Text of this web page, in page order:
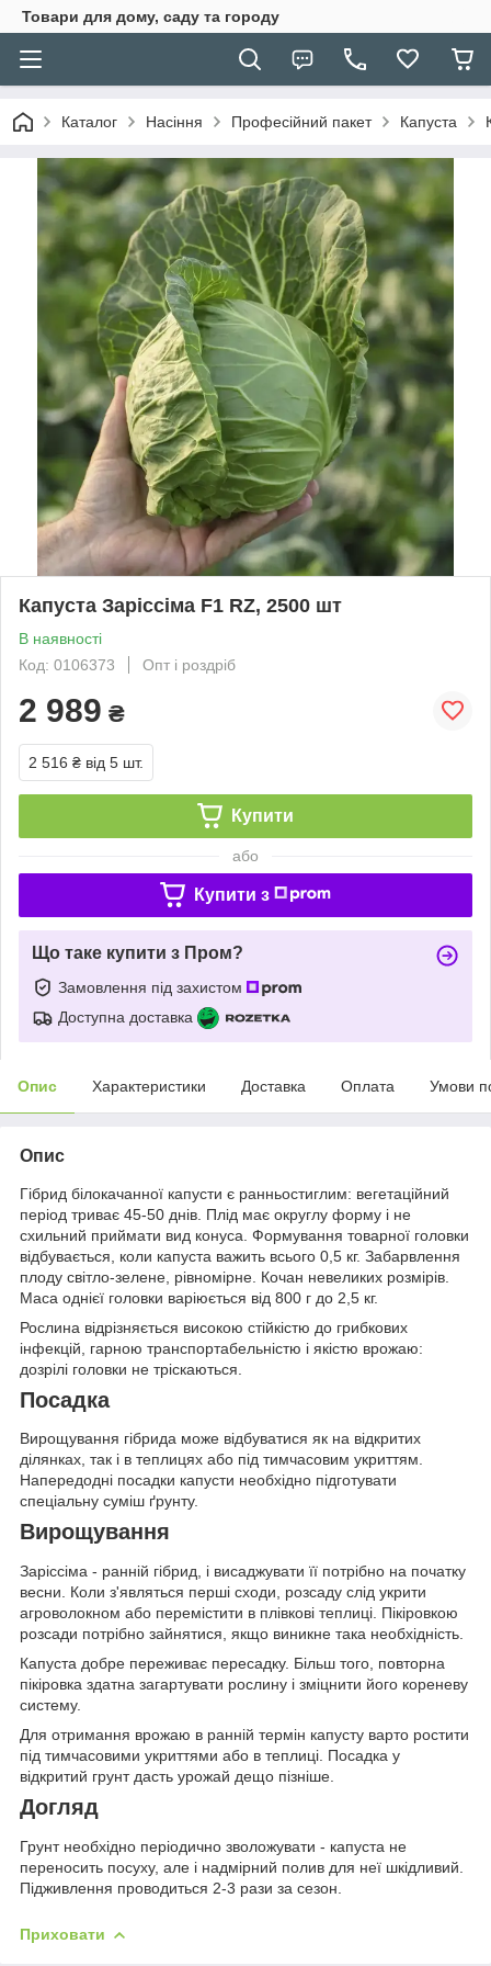
Товари для дому, саду та городу
Каталог Насіння Професійний пакет Капуста
Капуста Заріссіма F1 RZ, 2500 шт
В наявності
Код: 0106373
Опт і роздріб
2 989 ₴
2 516 ₴ від 5 шт.
Купити
або
Купити з
Що таке купити з Пром?
Замовлення під захистом
Доступна доставка
Опис Характеристики Доставка Оплата Умови
Опис
Гібрид білокачанної капусти є ранньостиглим: вегетаційний
період триває 45-50 днів. Плід має округлу форму і не
схильний приймати вид конуса. Формування товарної головки
відбувається, коли капуста важить всього 0,5 кг. Забарвлення
плоду світло-зелене, рівномірне. Кочан невеликих розмірів.
Маса однієї головки варіюється від 800 г до 2,5 кг.
Рослина відрізняється високою стійкістю до грибкових
інфекцій, гарною транспортабельністю і якістю врожаю:
дозрілі головки не тріскаються.
Посадка
Вирощування гібрида може відбуватися як на відкритих
ділянках, так і в теплицях або під тимчасовим укриттям.
Напередодні посадки капусти необхідно підготувати
спеціальну суміш ґрунту.
Вирощування
Заріссіма - ранній гібрид, і висаджувати її потрібно на початку
весни. Коли з'являться перші сходи, розсаду слід укрити
агроволокном або перемістити в плівкові теплиці. Пікіровкою
розсади потрібно зайнятися, якщо виникне така необхідність.
Капуста добре переживає пересадку. Більш того, повторна
пікіровка здатна загартувати рослину і зміцнити його кореневу
систему.
Для отримання врожаю в ранній термін капусту варто ростити
під тимчасовими укриттями або в теплиці. Посадка у
відкритий грунт дасть урожай дещо пізніше.
Догляд
Грунт необхідно періодично зволожувати - капуста не
переносить посуху, але і надмірний полив для неї шкідливий.
Підживлення проводиться 2-3 рази за сезон.
Приховати